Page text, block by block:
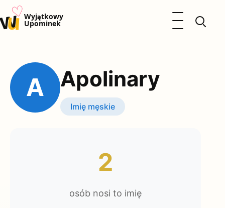
u♡Wyjątkowy
Upominek
Otwórz menu
Kalendarz Imienin
Kobieta
Okazje
Katalog prezentów
A Apolinary
Imię męskie
2
osób nosi to imię